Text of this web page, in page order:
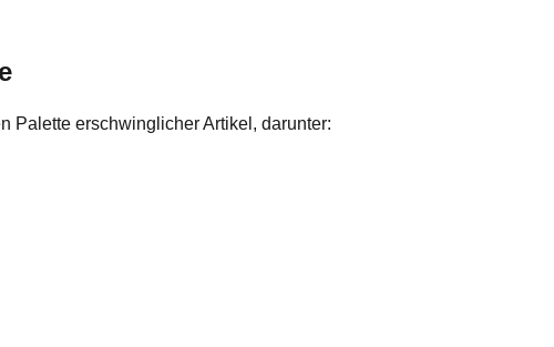
Palette erschwinglicher Artikel, darunter: